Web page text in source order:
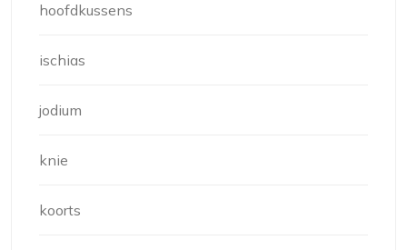
hoofdkussens
ischias
jodium
knie
koorts